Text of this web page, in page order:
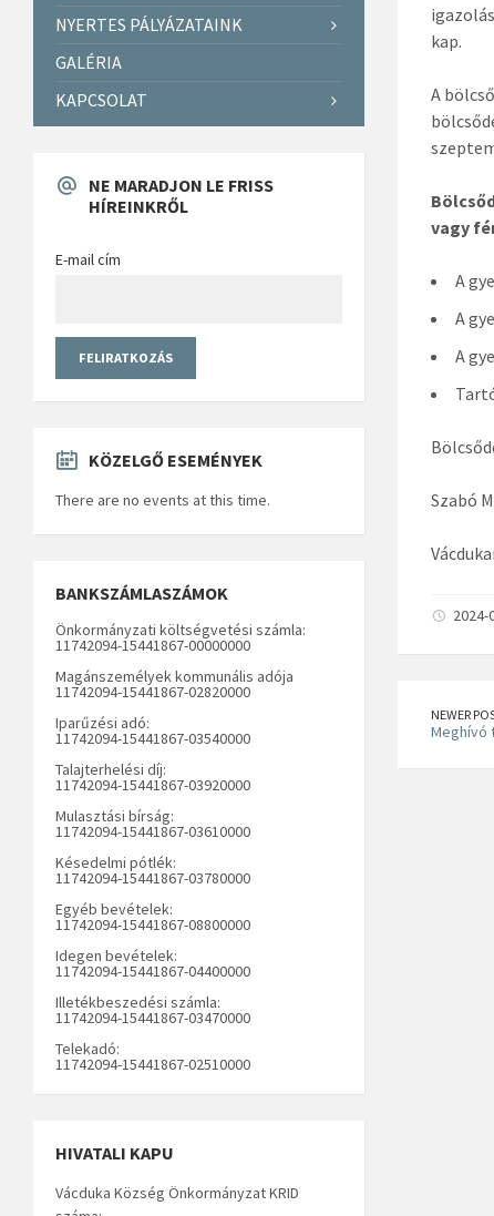
kap.
A
vagy
A
A
A
Szabó
2024-
NEWER
Meghívó
NYERTES PÁLYÁZATAINK
GALÉRIA
KAPCSOLAT
NE MARADJON LE FRISS
HÍREINKRŐL
E-mail cím
KÖZELGŐ ESEMÉNYEK
There are no events at this time.
BANKSZÁMLASZÁMOK
Önkormányzati költségvetési számla:
11742094-15441867-00000000
Magánszemélyek kommunális adója
11742094-15441867-02820000
Iparűzési adó:
11742094-15441867-03540000
Talajterhelési díj:
11742094-15441867-03920000
Mulasztási bírság:
11742094-15441867-03610000
Késedelmi pótlék:
11742094-15441867-03780000
Egyéb bevételek:
11742094-15441867-08800000
Idegen bevételek:
11742094-15441867-04400000
Illetékbeszedési számla:
11742094-15441867-03470000
Telekadó:
11742094-15441867-02510000
HIVATALI KAPU
Vácduka Község Önkormányzat KRID